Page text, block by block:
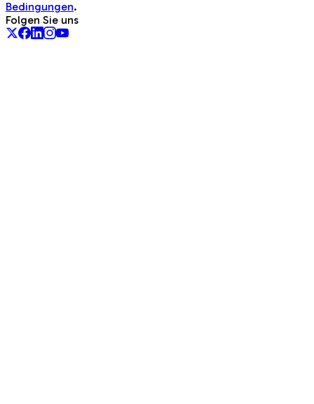
Bedingungen.
Folgen Sie uns